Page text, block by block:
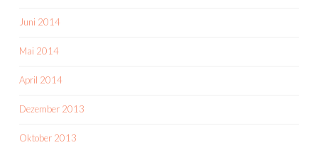
Juni 2014
Mai 2014
April 2014
Dezember 2013
Oktober 2013